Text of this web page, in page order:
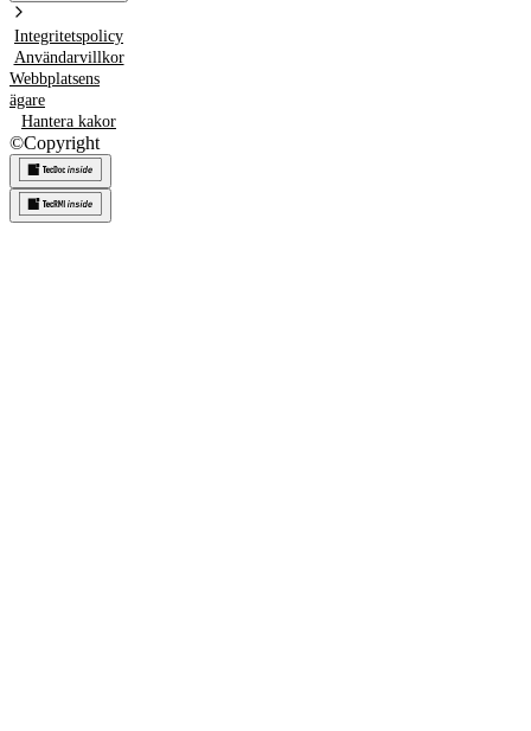
Integritetspolicy
Användarvillkor
Webbplatsens
ägare
Hantera kakor
©Copyright